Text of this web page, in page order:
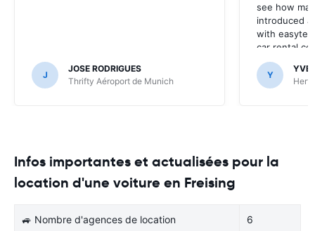
J
JOSE RODRIGUES
Thrifty Aéroport de Munich
see how
introduced
with
car rental
Y
Infos importantes et actualisées pour la
location d'une voiture en Freising
🚙 Nombre d'agences de location 6